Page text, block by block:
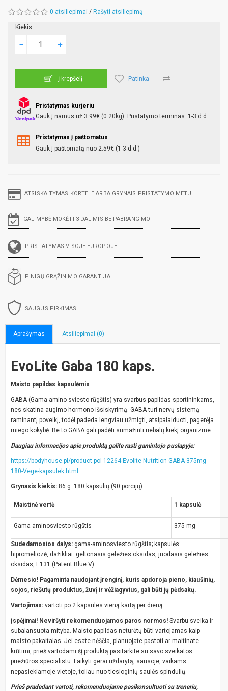
0 atsiliepimai / Rašyti atsiliepimą
Kiekis
Į krepšelį Patinka
Pristatymas kurjeriu
Gauk į namus už 3.99€ (0.20kg). Pristatymo terminas: 1-3 d.d.
Pristatymas į paštomatus
Gauk į paštomatą nuo 2.59€ (1-3 d.d.)
ATSISKAITYMAS KORTELE ARBA GRYNAIS PRISTATYMO METU
GALIMYBĖ MOKĖTI 3 DALIMIS BE PABRANGIMO
PRISTATYMAS VISOJE EUROPOJE
PINIGŲ GRĄŽINIMO GARANTIJA
SAUGUS PIRKIMAS
Aprašymas Atsiliepimai (0)
EvoLite Gaba 180 kaps.
Maisto papildas kapsulėmis
GABA (Gama-amino sviesto rūgštis) yra svarbus papildas sportininkams,
nes skatina augimo hormono išsiskyrimą. GABA turi nervų sistemą
raminantį poveikį, todėl padeda lengviau užmigti, atsipalaiduoti, pagerėja
miego kokybė. Be to GABA gali padėti sumažinti riebalų kiekį organizme.
Daugiau informacijos apie produktą galite rasti gamintojo puslapyje:
https://bodyhouse.pl/product-pol-12264-Evolite-Nutrition-GABA-375mg-
180-Vege-kapsulek.html
Grynasis kiekis: 86 g. 180 kapsulių (90 porcijų).
Maistinė vertė 1 kapsulė
Gama-aminosviesto rūgštis 375 mg
Sudedamosios dalys: gama-aminosviesto rūgštis; kapsulės:
hipromeliozė, dažikliai: geltonasis geležies oksidas, juodasis geležies
oksidas, E131 (Patent Blue V).
Dėmesio! Pagaminta naudojant įrenginį, kuris apdoroja pieno, kiaušinių,
sojos, riešutų produktus, žuvį ir vėžiagyvius, gali būti jų pėdsakų.
Vartojimas: vartoti po 2 kapsules vieną kartą per dieną.
Įspėjimai! Neviršyti rekomenduojamos paros normos! Svarbu sveika ir
subalansuota mityba. Maisto papildas neturėtų būti vartojamas kaip
maisto pakaitalas. Jei esate nėščia, planuojate pastoti ar maitinate
krūtimi, prieš vartodami šį produktą pasitarkite su savo sveikatos
priežiūros specialistu. Laikyti gerai uždarytą, sausoje, vaikams
nepasiekiamoje vietoje, toliau nuo tiesioginių saulės spindulių.
Prieš pradedant vartoti, rekomenduojame pasikonsultuoti su treneriu,